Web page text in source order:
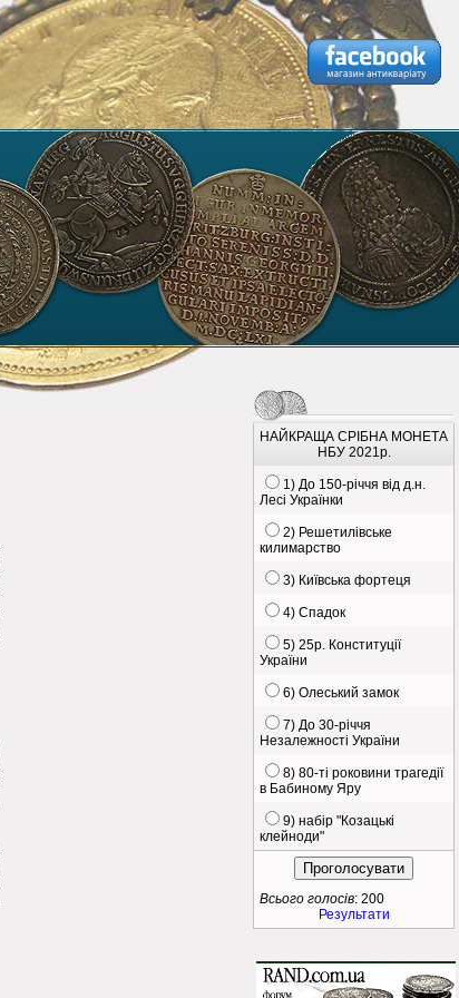
НАЙКРАЩА СРІБНА МОНЕТА
НБУ 2021р.
1) До 150-річчя від д.н.
Лесі Українки
2) Решетилівське
килимарство
3) Київська фортеця
4) Спадок
5) 25р. Конституції
України
6) Олеський замок
7) До 30-річчя
Незалежності України
8) 80-ті роковини трагедії
в Бабиному Яру
9) набір "Козацькі
клейноди"
Всього голосів: 200
Результати